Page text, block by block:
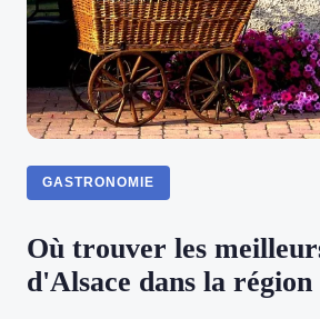
GASTRONOMIE
Où trouver les
d'Alsace dans la région